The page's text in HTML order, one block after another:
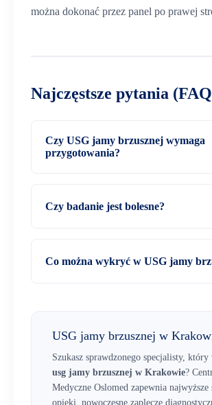
można dokonać przez panel po prawej
Najczęstsze pytania
Czy USG jamy brzusznej wymaga
przygotowania?
Czy badanie jest bolesne?
Co można wykryć w USG jamy
USG jamy brzusznej w
Szukasz sprawdzonego specjalisty, który
usg jamy brzusznej w Krakowie?
Medyczne Oslomed zapewnia najwyższe
opieki, nowoczesne zaplecze